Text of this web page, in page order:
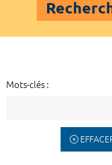
Mots-clés :